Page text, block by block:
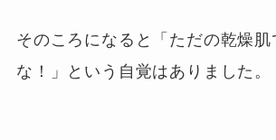
そのころになると「ただの乾燥肌
な！」という自覚はありました。